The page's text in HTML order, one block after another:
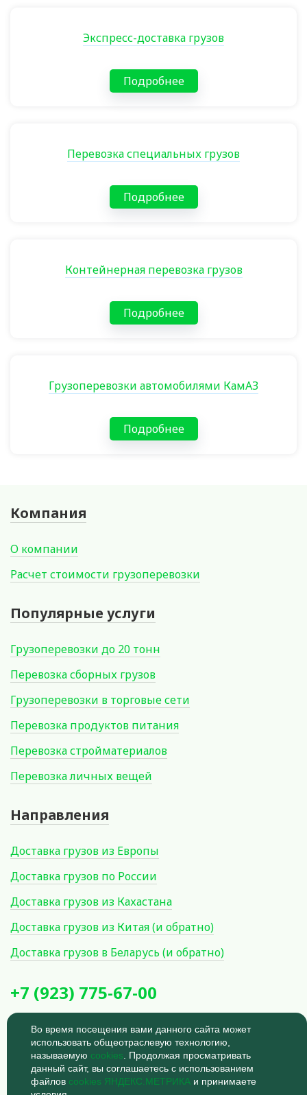
Экспресс-доставка грузов
Подробнее
Перевозка специальных грузов
Подробнее
Контейнерная перевозка грузов
Подробнее
Грузоперевозки автомобилями КамАЗ
Подробнее
Компания
О компании
Расчет стоимости грузоперевозки
Популярные услуги
Грузоперевозки до 20 тонн
Перевозка сборных грузов
Грузоперевозки в торговые сети
Перевозка продуктов питания
Перевозка стройматериалов
Перевозка личных вещей
Направления
Доставка грузов из Европы
Доставка грузов по России
Доставка грузов из Кахастана
Доставка грузов из Китая (и обратно)
Доставка грузов в Беларусь (и обратно)
+7 (923) 775-67-00
улица, 11
Время работы: 9:00 - 18:00
© 2026Политика
конфиденциальности
Во время посещения вами данного сайта может
использовать общеотраслевую технологию,
называемую cookies . Продолжая просматривать
данный сайт, вы соглашаетесь с использованием
файлов cookies ЯНДЕКС.МЕТРИКА и принимаете